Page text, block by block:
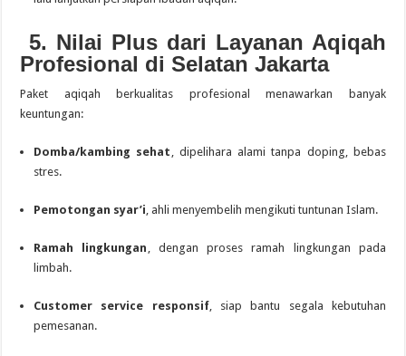
5. Nilai Plus dari Layanan Aqiqah
Profesional di Selatan Jakarta
Paket aqiqah berkualitas profesional menawarkan banyak
keuntungan:
Domba/kambing sehat , dipelihara alami tanpa doping, bebas
stres.
Pemotongan syar’i, ahli menyembelih mengikuti tuntunan Islam.
Ramah lingkungan , dengan proses ramah lingkungan pada
limbah.
Customer service responsif, siap bantu segala kebutuhan
pemesanan.